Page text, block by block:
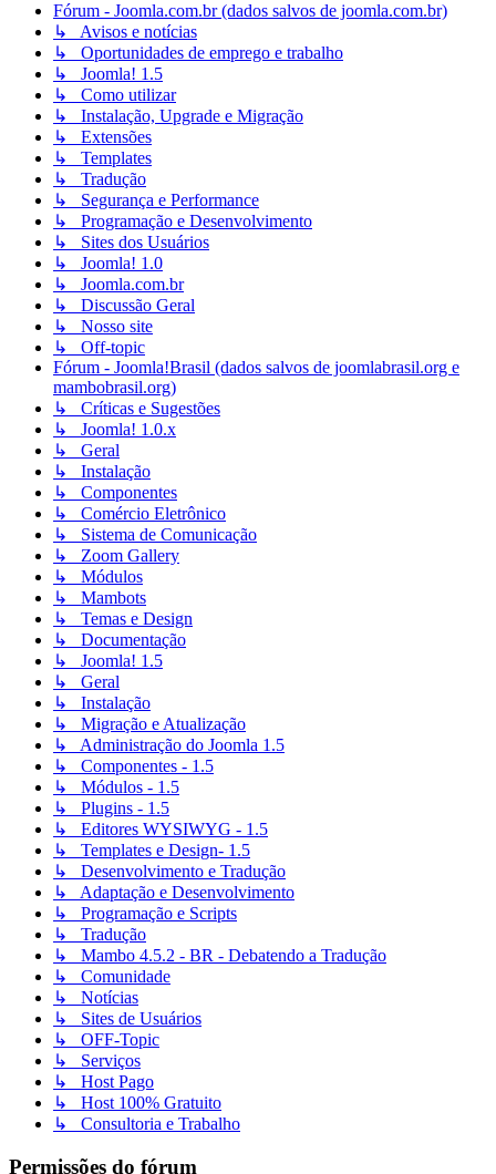
Fórum - Joomla.com.br (dados salvos de joomla.com.br)
↳ Avisos e notícias
↳ Oportunidades de emprego e trabalho
↳ Joomla! 1.5
↳ Como utilizar
↳ Instalação, Upgrade e Migração
↳ Extensões
↳ Templates
↳ Tradução
↳ Segurança e Performance
↳ Programação e Desenvolvimento
↳ Sites dos Usuários
↳ Joomla! 1.0
↳ Joomla.com.br
↳ Discussão Geral
↳ Nosso site
↳ Off-topic
Fórum - Joomla!Brasil (dados salvos de joomlabrasil.org e
mambobrasil.org)
↳ Críticas e Sugestões
↳ Joomla! 1.0.x
↳ Geral
↳ Instalação
↳ Componentes
↳ Comércio Eletrônico
↳ Sistema de Comunicação
↳ Zoom Gallery
↳ Módulos
↳ Mambots
↳ Temas e Design
↳ Documentação
↳ Joomla! 1.5
↳ Geral
↳ Instalação
↳ Migração e Atualização
↳ Administração do Joomla 1.5
↳ Componentes - 1.5
↳ Módulos - 1.5
↳ Plugins - 1.5
↳ Editores WYSIWYG - 1.5
↳ Templates e Design- 1.5
↳ Desenvolvimento e Tradução
↳ Adaptação e Desenvolvimento
↳ Programação e Scripts
↳ Tradução
↳ Mambo 4.5.2 - BR - Debatendo a Tradução
↳ Comunidade
↳ Notícias
↳ Sites de Usuários
↳ OFF-Topic
↳ Serviços
↳ Host Pago
↳ Host 100% Gratuito
↳ Consultoria e Trabalho
Permissões do fórum